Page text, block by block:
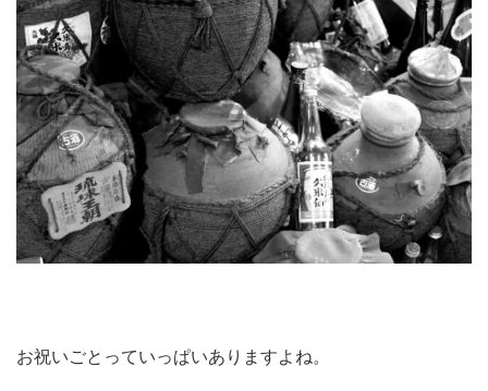
お祝いごとっていっぱいありますよね。